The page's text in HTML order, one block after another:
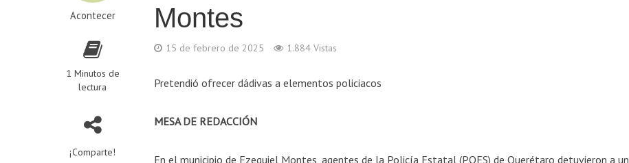
Acontecer
1 Minutos de
lectura
¡Comparte!
Montes
15 de febrero de 2025 1.884 Vistas
Pretendió ofrecer dádivas a elementos policiacos
MESA DE REDACCIÓN
En el municipio de Ezequiel Montes, agentes de la Policía Estatal (POES) de Querétaro detuvieron a un